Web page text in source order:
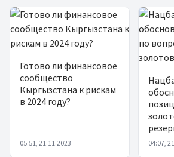
Готово ли финансовое
сообщество
Кыргызстана к рискам
в 2024 году?
05:51, 21.11.2023 04:07,